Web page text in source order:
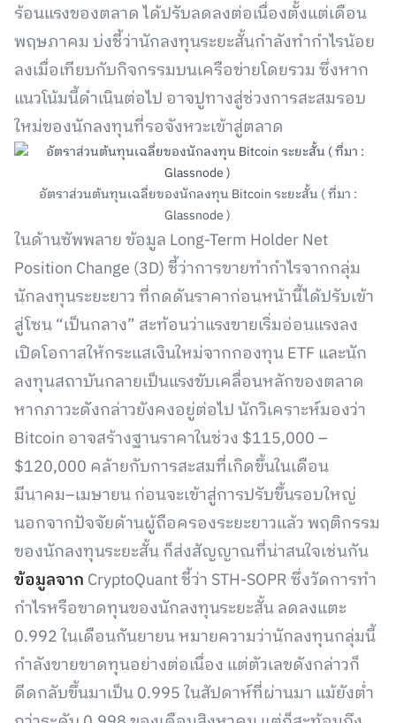
ร้อนแรงของตลาด ได้ปรับลดลงต่อเนื่องตั้งแต่เดือน
พฤษภาคม บ่งชี้ว่านักลงทุนระยะสั้นกำลังทำกำไรน้อย
ลงเมื่อเทียบกับกิจกรรมบนเครือข่ายโดยรวม ซึ่งหาก
แนวโน้มนี้ดำเนินต่อไป อาจปูทางสู่ช่วงการสะสมรอบ
ใหม่ของนักลงทุนที่รอจังหวะเข้าสู่ตลาด
อัตราส่วนต้นทุนเฉลี่ยของนักลงทุน Bitcoin ระยะสั้น ( ที่มา :
Glassnode )
ในด้านซัพพลาย ข้อมูล Long-Term Holder Net
Position Change (3D) ชี้ว่าการขายทำกำไรจากกลุ่ม
นักลงทุนระยะยาว ที่กดดันราคาก่อนหน้านี้ได้ปรับเข้า
สู่โซน “เป็นกลาง” สะท้อนว่าแรงขายเริ่มอ่อนแรงลง
เปิดโอกาสให้กระแสเงินใหม่จากกองทุน ETF และนัก
ลงทุนสถาบันกลายเป็นแรงขับเคลื่อนหลักของตลาด
หากภาวะดังกล่าวยังคงอยู่ต่อไป นักวิเคราะห์มองว่า
Bitcoin อาจสร้างฐานราคาในช่วง $115,000 –
$120,000 คล้ายกับการสะสมที่เกิดขึ้นในเดือน
มีนาคม–เมษายน ก่อนจะเข้าสู่การปรับขึ้นรอบใหญ่
นอกจากปัจจัยด้านผู้ถือครองระยะยาวแล้ว พฤติกรรม
ของนักลงทุนระยะสั้น ก็ส่งสัญญาณที่น่าสนใจเช่นกัน
ข้อมูลจาก CryptoQuant ชี้ว่า STH-SOPR ซึ่งวัดการทำ
กำไรหรือขาดทุนของนักลงทุนระยะสั้น ลดลงแตะ
0.992 ในเดือนกันยายน หมายความว่านักลงทุนกลุ่มนี้
กำลังขายขาดทุนอย่างต่อเนื่อง แต่ตัวเลขดังกล่าวก็
ดีดกลับขึ้นมาเป็น 0.995 ในสัปดาห์ที่ผ่านมา แม้ยังต่ำ